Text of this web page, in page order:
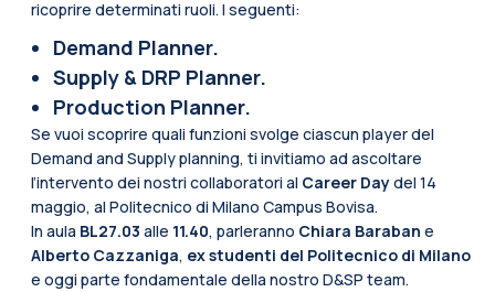
ricoprire determinati ruoli. I seguenti:
Demand Planner.
Supply & DRP Planner.
Production Planner.
Se vuoi scoprire quali funzioni svolge ciascun player del
Demand and Supply planning, ti invitiamo ad ascoltare
l’intervento dei nostri collaboratori al Career Daydel 14
maggio, al Politecnico di Milano Campus Bovisa.
In aula BL27.03 alle 11.40, parleranno Chiara Baraban e
Alberto Cazzaniga, ex studenti del Politecnico di Milano
e oggi parte fondamentale della nostro D&SP team.